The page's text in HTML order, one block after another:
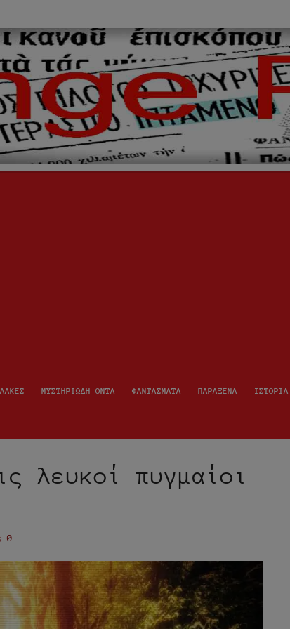
ΜΥΣΤΗΡΙΩΔΗ ΟΝΤΑ ΦΑΝΤΑΣΜΑΤΑ ΠΑΡΑΞΕΝΑ ΙΣΤΟΡΙΑ
λευκοί πυγμαίοι
0